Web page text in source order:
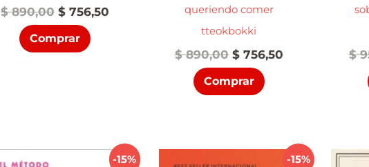
$890,00 El
precio
original
era:
$ 756,50
Comprar
queriendo comer
tteokbokki
$890,00 El
precio
original
era:
$756,50El
Comprar
$
-15% -15%